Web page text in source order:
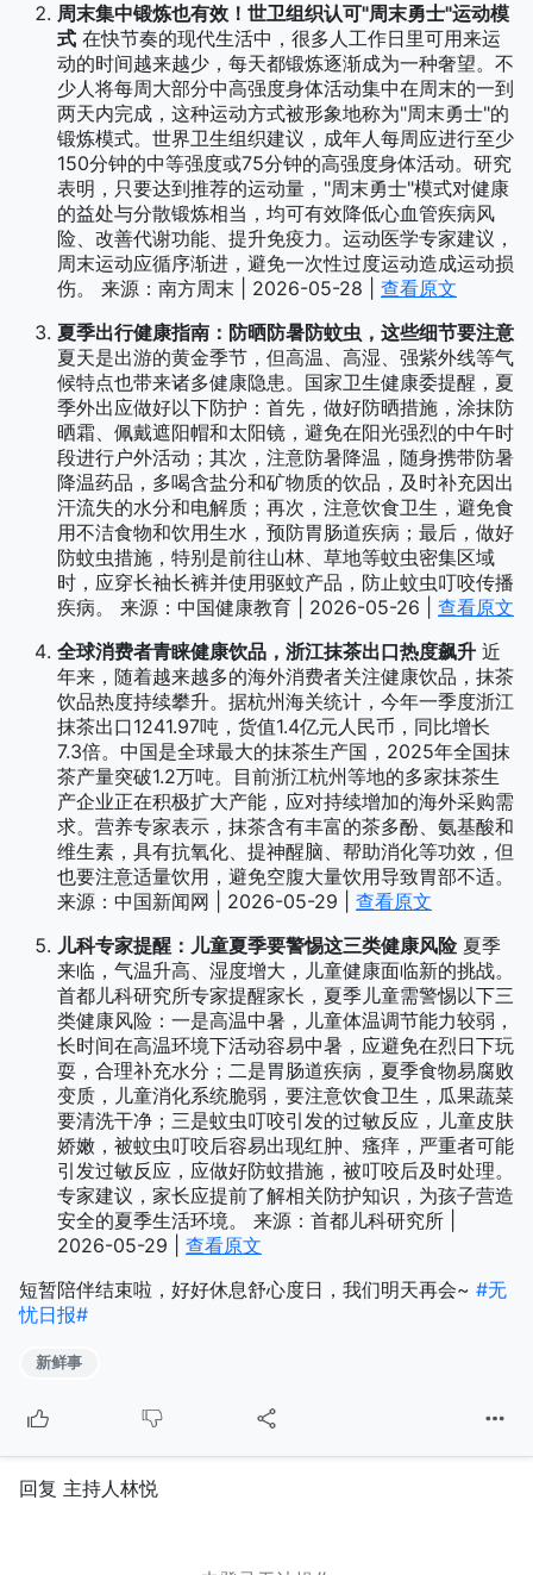
周末集中锻炼也有效！世卫组织认可"周末勇士"运动模
式 在快节奏的现代生活中，很多人工作日里可用来运
动的时间越来越少，每天都锻炼逐渐成为一种奢望。不
少人将每周大部分中高强度身体活动集中在周末的一到
两天内完成，这种运动方式被形象地称为"周末勇士"的
锻炼模式。世界卫生组织建议，成年人每周应进行至少
150分钟的中等强度或75分钟的高强度身体活动。研究
表明，只要达到推荐的运动量，"周末勇士"模式对健康
的益处与分散锻炼相当，均可有效降低心血管疾病风
险、改善代谢功能、提升免疫力。运动医学专家建议，
周末运动应循序渐进，避免一次性过度运动造成运动损
伤。 来源：南方周末 | 2026-05-28 | 查看原文
夏季出行健康指南：防晒防暑防蚊虫，这些细节要注意
夏天是出游的黄金季节，但高温、高湿、强紫外线等气
候特点也带来诸多健康隐患。国家卫生健康委提醒，夏
季外出应做好以下防护：首先，做好防晒措施，涂抹防
晒霜、佩戴遮阳帽和太阳镜，避免在阳光强烈的中午时
段进行户外活动；其次，注意防暑降温，随身携带防暑
降温药品，多喝含盐分和矿物质的饮品，及时补充因出
汗流失的水分和电解质；再次，注意饮食卫生，避免食
用不洁食物和饮用生水，预防胃肠道疾病；最后，做好
防蚊虫措施，特别是前往山林、草地等蚊虫密集区域
时，应穿长袖长裤并使用驱蚊产品，防止蚊虫叮咬传播
疾病。 来源：中国健康教育 | 2026-05-26 | 查看原文
全球消费者青睐健康饮品，浙江抹茶出口热度飙升 近
年来，随着越来越多的海外消费者关注健康饮品，抹茶
饮品热度持续攀升。据杭州海关统计，今年一季度浙江
抹茶出口1241.97吨，货值1.4亿元人民币，同比增长
7.3倍。中国是全球最大的抹茶生产国，2025年全国抹
茶产量突破1.2万吨。目前浙江杭州等地的多家抹茶生
产企业正在积极扩大产能，应对持续增加的海外采购需
求。营养专家表示，抹茶含有丰富的茶多酚、氨基酸和
维生素，具有抗氧化、提神醒脑、帮助消化等功效，但
也要注意适量饮用，避免空腹大量饮用导致胃部不适。
来源：中国新闻网 | 2026-05-29 | 查看原文
儿科专家提醒：儿童夏季要警惕这三类健康风险夏季
来临，气温升高、湿度增大，儿童健康面临新的挑战。
首都儿科研究所专家提醒家长，夏季儿童需警惕以下三
类健康风险：一是高温中暑，儿童体温调节能力较弱，
长时间在高温环境下活动容易中暑，应避免在烈日下玩
耍，合理补充水分；二是胃肠道疾病，夏季食物易腐败
变质，儿童消化系统脆弱，要注意饮食卫生，瓜果蔬菜
要清洗干净；三是蚊虫叮咬引发的过敏反应，儿童皮肤
娇嫩，被蚊虫叮咬后容易出现红肿、瘙痒，严重者可能
引发过敏反应，应做好防蚊措施，被叮咬后及时处理。
专家建议，家长应提前了解相关防护知识，为孩子营造
安全的夏季生活环境。 来源：首都儿科研究所 |
2026-05-29 | 查看原文
短暂陪伴结束啦，好好休息舒心度日，我们明天再会~ #无
忧日报#
新鲜事
回复 主持人林悦